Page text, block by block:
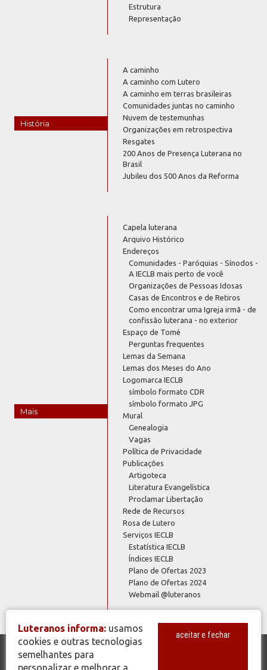
Estrutura
Representação
História
A caminho
A caminho com Lutero
A caminho em terras brasileiras
Comunidades juntas no caminho
Nuvem de testemunhas
Organizações em retrospectiva
Resgates
200 Anos de Presença Luterana no
Brasil
Jubileu dos 500 Anos da Reforma
Mais
Capela luterana
Arquivo Histórico
Endereços
Comunidades - Paróquias - Sínodos -
A IECLB mais perto de você
Organizações de Pessoas Idosas
Casas de Encontros e de Retiros
Como encontrar uma Igreja irmã - de
confissão luterana - no exterior
Espaço de Tomé
Perguntas frequentes
Lemas da Semana
Lemas dos Meses do Ano
Logomarca IECLB
símbolo formato CDR
símbolo formato JPG
Mural
Genealogia
Vagas
Política de Privacidade
Publicações
Artigoteca
Literatura Evangelística
Proclamar Libertação
Rede de Recursos
Rosa de Lutero
Serviços IECLB
Estatística IECLB
Índices IECLB
Plano de Ofertas 2023
Plano de Ofertas 2024
Webmail @luteranos
© Copyright 2026 - Todos os Direitos Reservados - IECLB - Igreja
Luteranos informa: usamos
cookies e outras tecnologias
semelhantes para
personalizar e melhorar a
aceitar e fechar